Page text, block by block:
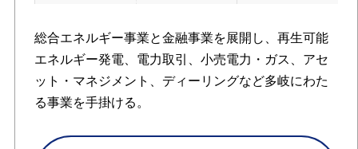
総合エネルギー事業と金融事業を展開し、再生可能
エネルギー発電、電力取引、小売電力・ガス、アセ
ット・マネジメント、ディーリングなど多岐にわた
る事業を手掛ける。